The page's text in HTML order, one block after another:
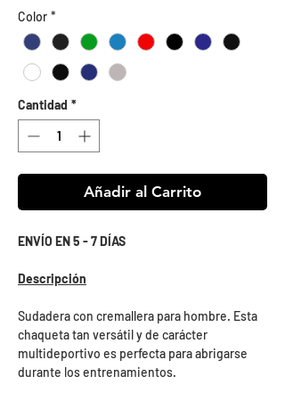
Color *
Cantidad *
Añadir al Carrito
ENVÍO EN 5 - 7 DÍAS
Descripción
Sudadera con cremallera para hombre. Esta
chaqueta tan versátil y de carácter
multideportivo es perfecta para abrigarse
durante los entrenamientos.